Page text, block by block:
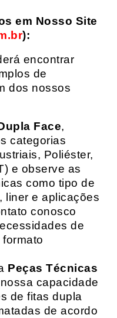
em Nosso Site
):
encontrar
de
dos nossos
Face,
categorias
Poliéster,
e observe as
como tipo de
liner e aplicações
conosco
de
Peças Técnicas
capacidade
de fitas dupla
de acordo